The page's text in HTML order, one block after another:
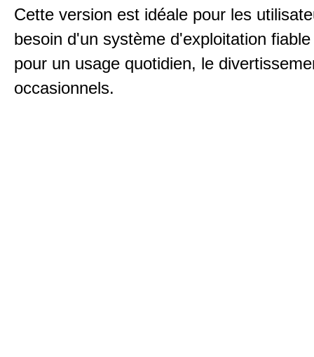
Cette version est idéale pour les
besoin d'un système d'exploitation
pour un usage quotidien, le
occasionnels.